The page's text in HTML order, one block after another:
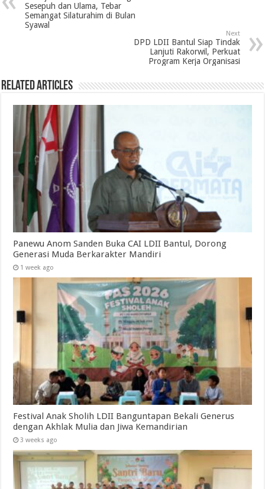
Sesepuh dan Ulama, Tebar
Semangat Silaturahim di Bulan
Syawal
Next
DPD LDII Bantul Siap Tindak
Lanjuti Rakorwil, Perkuat
Program Kerja Organisasi
Related Articles
Panewu Anom Sanden Buka CAI LDII Bantul, Dorong
Generasi Muda Berkarakter Mandiri
1 week ago
Festival Anak Sholih LDII Banguntapan Bekali Generus
dengan Akhlak Mulia dan Jiwa Kemandirian
3 weeks ago